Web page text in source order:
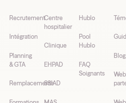
Recrutement
Intégration
Planning
& GTA
Remplacements
Centre
hospitalier
Clinique
EHPAD
SSIAD
Hublo
Pool
Hublo
FAQ
Soignants
Blog